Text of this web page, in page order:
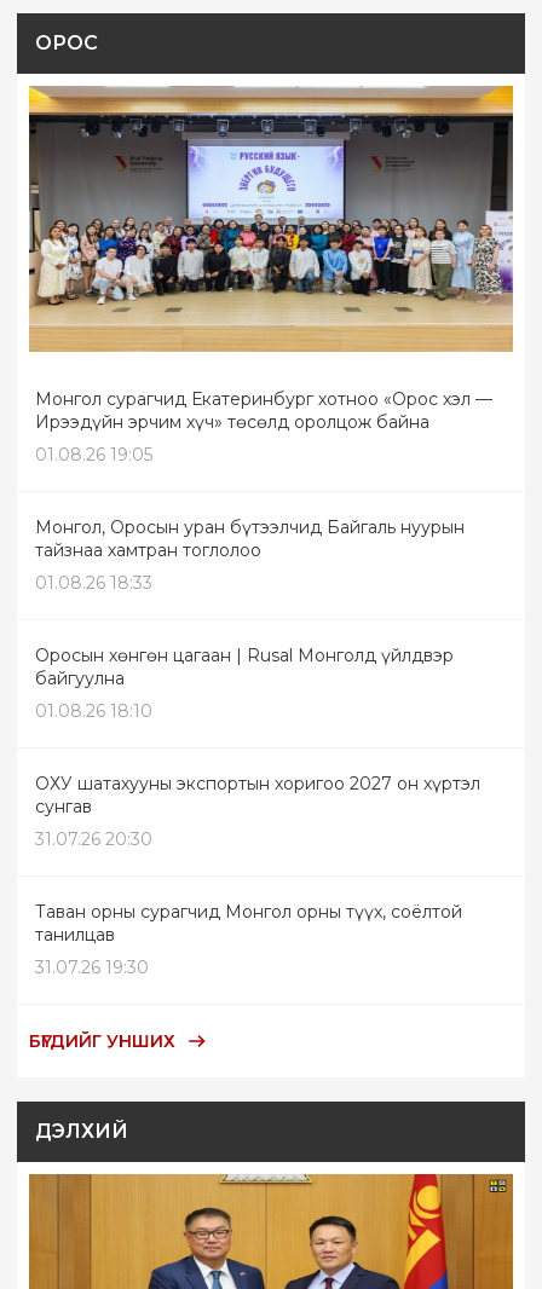
ОРОС
Монгол сурагчид Екатеринбург хотноо «Орос хэл —
Ирээдүйн эрчим хүч» төсөлд оролцож байна
01.08.26 19:05
Монгол, Оросын уран бүтээлчид Байгаль нуурын
тайзнаа хамтран тоглолоо
01.08.26 18:33
Оросын хөнгөн цагаан | Rusal Монголд үйлдвэр
байгуулна
01.08.26 18:10
ОХУ шатахууны экспортын хоригоо 2027 он хүртэл
сунгав
31.07.26 20:30
Таван орны сурагчид Монгол орны түүх, соёлтой
танилцав
31.07.26 19:30
БҮГДИЙГ УНШИХ
ДЭЛХИЙ